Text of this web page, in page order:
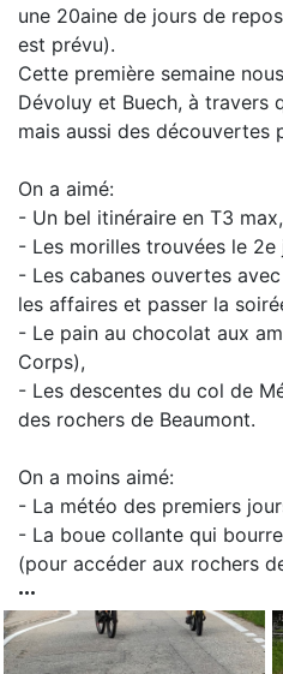
une 20aine de jours de
est prévu).
Cette première semaine
Dévoluy et Buech, à travers
mais aussi des découvertes
On a aimé:
- Un bel itinéraire en T3 max,
- Les morilles trouvées le
- Les cabanes ouvertes
les affaires et passer la
- Le pain au chocolat aux
Corps),
- Les descentes du col de
des rochers de Beaumont.
On a moins aimé:
- La météo des premiers
- La boue collante qui
(pour accéder aux rochers